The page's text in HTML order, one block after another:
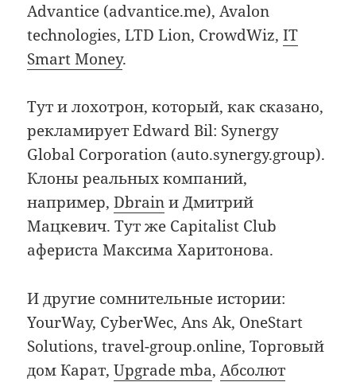
Advantice (advantice.me), Avalon
technologies, LTD Lion, CrowdWiz,IT
Smart Money.
Тут и лохотрон, который, как сказано,
рекламирует Edward Bil: Synergy
Global Corporation (auto.synergy.group).
Клоны реальных компаний,
например,Dbrainи Дмитрий
Мацкевич. Тут же Capitalist Club
афериста Максима Харитонова.
И другие сомнительные истории:
YourWay, CyberWec, Ans Ak, OneStart
Solutions, travel-group.online, Торговый
дом Карат,Upgrade mba,Абсолют